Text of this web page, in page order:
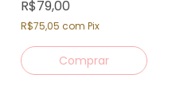
R$79,00
R$75,05 com Pix